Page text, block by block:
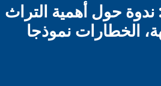
ندوة حول أهمية التراث
الخطارات نموذجا